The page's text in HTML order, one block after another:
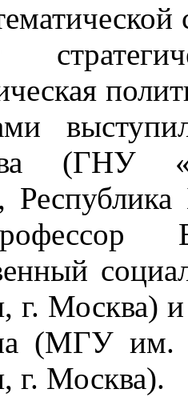
(ГНУ
г. Москва)
(МГУ им.
г. Москва).